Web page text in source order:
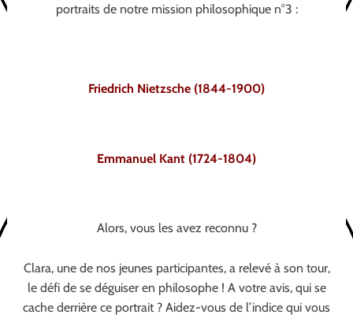
portraits de notre mission philosophique n°3 :
Friedrich Nietzsche (1844-1900)
Emmanuel Kant (1724-1804)
Alors, vous les avez reconnu ?
Clara, une de nos jeunes participantes, a relevé à son tour,
le défi de se déguiser en philosophe ! A votre avis, qui se
cache derrière ce portrait ? Aidez-vous de l’indice qui vous